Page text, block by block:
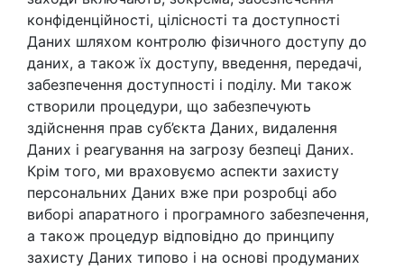
конфіденційності, цілісності та доступності
Даних шляхом контролю фізичного доступу до
даних, а також їх доступу, введення, передачі,
забезпечення доступності і поділу. Ми також
створили процедури, що забезпечують
здійснення прав суб’єкта Даних, видалення
Даних і реагування на загрозу безпеці Даних.
Крім того, ми враховуємо аспекти захисту
персональних Даних вже при розробці або
виборі апаратного і програмного забезпечення,
а також процедур відповідно до принципу
захисту Даних типово і на основі продуманих